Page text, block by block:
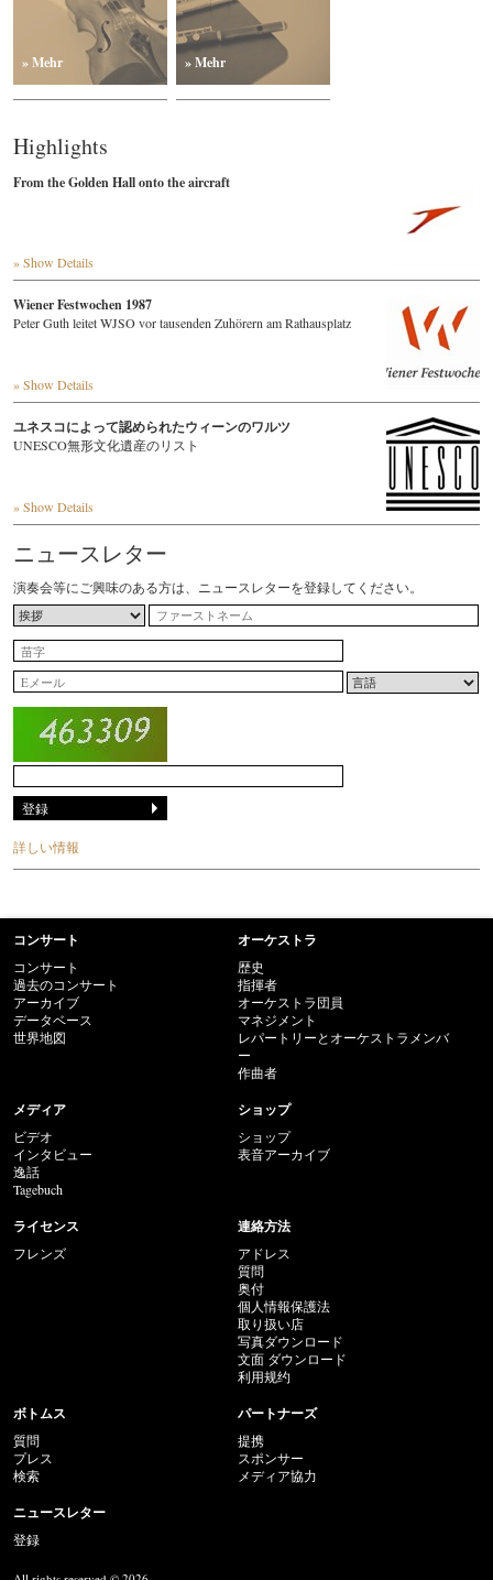
» Mehr » Mehr
Highlights
From the Golden Hall onto the aircraft
» Show Details
Wiener Festwochen 1987
Peter Guth leitet WJSO vor tausenden Zuhörern am Rathausplatz
» Show Details
ユネスコによって認められたウィーンのワルツ
UNESCO無形文化遺産のリスト
» Show Details
ニュースレター
演奏会等にご興味のある方は、ニュースレターを登録してください。
詳しい情報
コンサート
コンサート
過去のコンサート
アーカイブ
データベース
世界地図
オーケストラ
歴史
指揮者
オーケストラ団員
マネジメント
レパートリーとオーケストラメンバ
ー
作曲者
メディア
ビデオ
インタビュー
逸話
Tagebuch
ショップ
ショップ
表音アーカイブ
ライセンス
フレンズ
連絡方法
アドレス
質問
奥付
個人情報保護法
取り扱い店
写真ダウンロード
文面 ダウンロード
利用规约
ボトムス
質問
プレス
検索
パートナーズ
提携
スポンサー
メディア協力
ニュースレター
登録